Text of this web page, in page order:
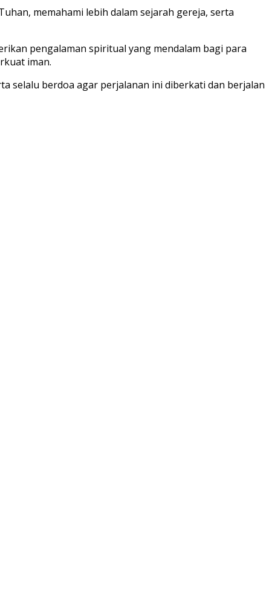
memahami lebih dalam sejarah gereja, serta
pengalaman spiritual yang mendalam bagi para
iman.
selalu berdoa agar perjalanan ini diberkati dan berjalan